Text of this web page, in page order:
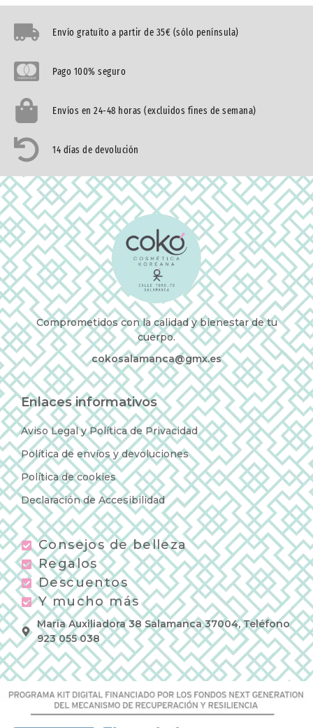
Envío gratuíto a partir de 35€ (sólo península)
Pago 100% seguro
Envíos en 24-48 horas (excluidos fines de semana)
14 días de devolución
Comprometidos con la calidad y bienestar de tu
cuerpo.
cokosalamanca@gmx.es
Enlaces informativos
Aviso Legal y Política de Privacidad
Política de envíos y devoluciones
Política de cookies
Declaración de Accesibilidad
Consejos de belleza
Regalos
Descuentos
Y mucho más
Maria Auxiliadora 38 Salamanca 37004, Teléfono
923 055 038